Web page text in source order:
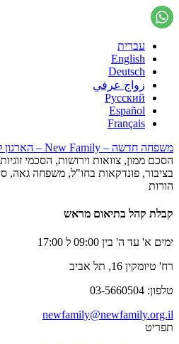
עברית
English
Deutsch
زواج عرفي
Русский
Español
Français
משפחה חדשה – New Family – הארגון לקידום זכויות המשפחה
הסכם ממון, צוואות וירושות, הסכמי
בציבור, פונדקאות בחו"ל, משפחה גאה,
הורות
קבלת קהל בתיאום מראש
ימים א' עד ה' בין 09:00 ל 17:00
רח' טיומקין 16, תל אביב
טלפון: 03-5660504
newfamily@newfamily.org.il
תפריט